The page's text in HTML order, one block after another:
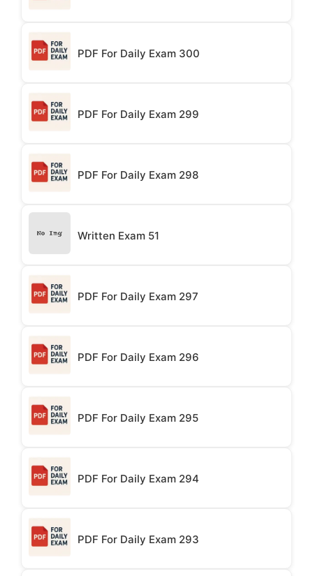
PDF For Daily Exam 300
PDF For Daily Exam 299
PDF For Daily Exam 298
Written Exam 51
PDF For Daily Exam 297
PDF For Daily Exam 296
PDF For Daily Exam 295
PDF For Daily Exam 294
PDF For Daily Exam 293